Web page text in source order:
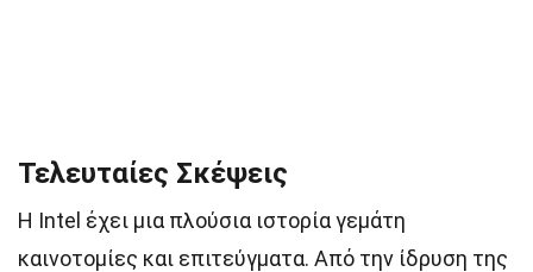
Τελευταίες Σκέψεις
Η Intel έχει μια πλούσια ιστορία γεμάτη
καινοτομίες και επιτεύγματα. Από την ίδρυση της